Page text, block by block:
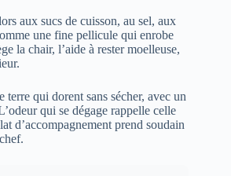
aux sucs de cuisson, au sel, aux
une fine pellicule qui enrobe
la chair, l’aide à rester moelleuse,
terre qui dorent sans sécher, avec un
qui se dégage rappelle celle
d’accompagnement prend soudain